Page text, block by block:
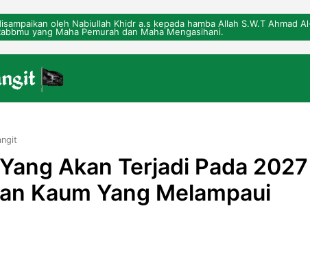
oleh Nabiullah Khidr a.s kepada hamba Allah S.W.T Ahmad
yang Maha Pemurah dan Maha Mengasihani.
Akan Terjadi Pada 2027
Kaum Yang Melampaui